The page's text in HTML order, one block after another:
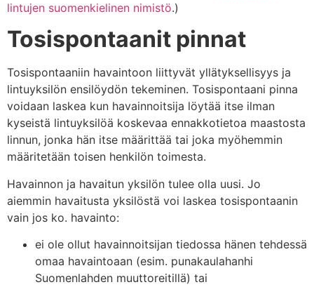
lintujen suomenkielinen nimistö.)
Tosispontaanit pinnat
Tosispontaaniin havaintoon liittyvät yllätyksellisyys ja
lintuyksilön ensilöydön tekeminen. Tosispontaani pinna
voidaan laskea kun havainnoitsija löytää itse ilman
kyseistä lintuyksilöä koskevaa ennakkotietoa maastosta
linnun, jonka hän itse määrittää tai joka myöhemmin
määritetään toisen henkilön toimesta.
Havainnon ja havaitun yksilön tulee olla uusi. Jo
aiemmin havaitusta yksilöstä voi laskea tosispontaanin
vain jos ko. havainto:
ei ole ollut havainnoitsijan tiedossa hänen tehdessä
omaa havaintoaan (esim. punakaulahanhi
Suomenlahden muuttoreitillä) tai